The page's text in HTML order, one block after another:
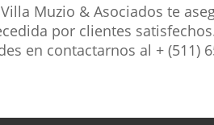
Muzio & Asociados te
por clientes
en contactarnos al + (511)